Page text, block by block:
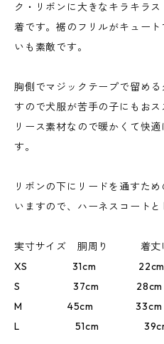
ク・リボンに大きなキラキラ
着です。裾のフリルがキュー
いも素敵です。
胸側でマジックテープで留め
すので犬服が苦手の子にもお
リース素材なので暖かくて快
す。
リボンの下にリードを通すた
いますので、ハーネスコートと
実寸サイズ 胴周り 着丈
XS 31cm
S 37cm
M 45cm
L 51cm